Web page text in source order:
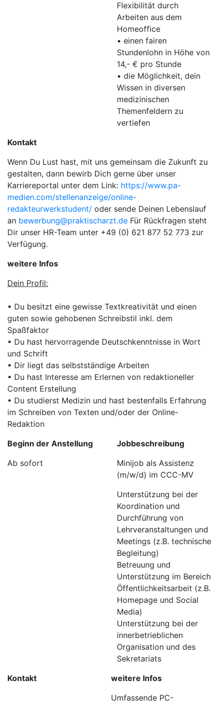
Flexibilität durch
Arbeiten aus dem
Homeoffice
• einen fairen
Stundenlohn in Höhe von
14,- € pro Stunde
• die Möglichkeit, dein
Wissen in diversen
medizinischen
Themenfeldern zu
vertiefen
Kontakt
Wenn Du Lust hast, mit uns gemeinsam die Zukunft zu
gestalten, dann bewirb Dich gerne über unser
Karriereportal unter dem Link: https://www.pa-
medien.com/stellenanzeige/online-
redakteurwerkstudent/ oder sende Deinen Lebenslauf
an bewerbung@praktischarzt.de Für Rückfragen steht
Dir unser HR-Team unter +49 (0) 621 877 52 773 zur
Verfügung.
weitere Infos
Dein Profil:
• Du besitzt eine gewisse Textkreativität und einen
guten sowie gehobenen Schreibstil inkl. dem
Spaßfaktor
• Du hast hervorragende Deutschkenntnisse in Wort
und Schrift
• Dir liegt das selbstständige Arbeiten
• Du hast Interesse am Erlernen von redaktioneller
Content Erstellung
• Du studierst Medizin und hast bestenfalls Erfahrung
im Schreiben von Texten und/oder der Online-
Redaktion
Beginn der Anstellung
Ab sofort
Jobbeschreibung
Minijob als Assistenz
(m/w/d) im CCC-MV
Unterstützung bei der
Koordination und
Durchführung von
Lehrveranstaltungen und
Meetings (z.B. technische
Begleitung)
Betreuung und
Unterstützung im Bereich
Öffentlichkeitsarbeit (z.B.
Homepage und Social
Media)
Unterstützung bei der
innerbetrieblichen
Organisation und des
Sekretariats
Kontakt
weitere Infos
Umfassende PC-